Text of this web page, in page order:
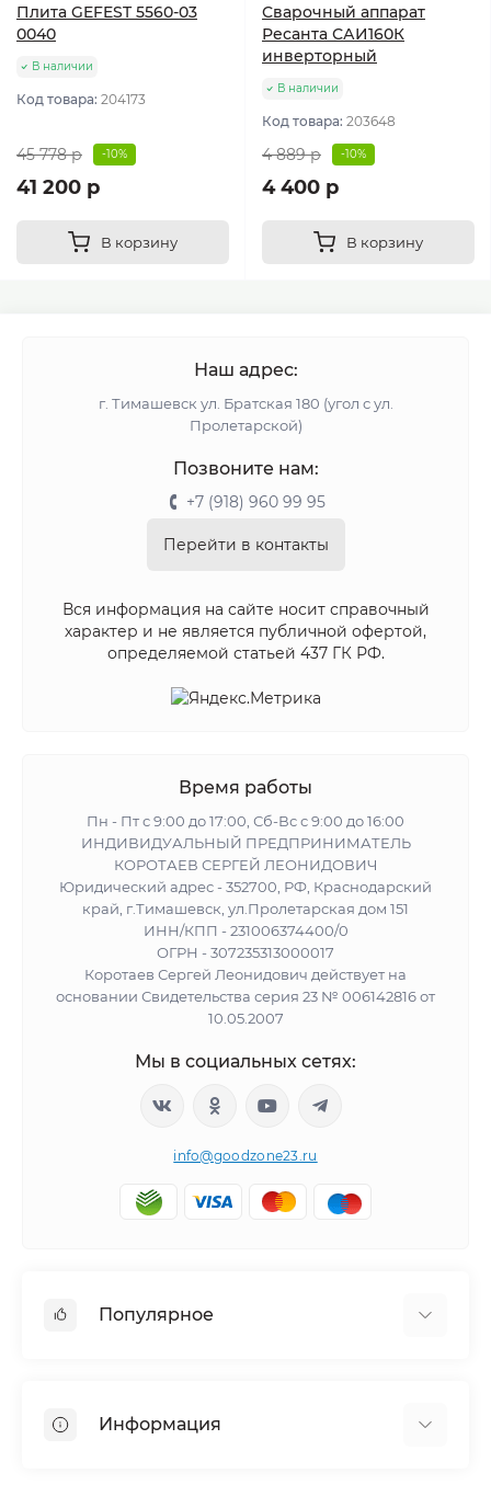
Плита GEFEST 5560-03
0040
В наличии
Код товара: 204173
45 778 р -10%
41 200 р
В корзину
Сварочный аппарат
Ресанта САИ160К
инверторный
В наличии
Код товара: 203648
4 889 р -10%
4 400 р
В корзину
Наш адрес:
г. Тимашевск ул. Братская 180 (угол с ул.
Пролетарской)
Позвоните нам:
+7 (918) 960 99 95
Перейти в контакты
Вся информация на сайте носит справочный
характер и не является публичной офертой,
определяемой статьей 437 ГК РФ.
Время работы
Пн - Пт с 9:00 до 17:00, Сб-Вс с 9:00 до 16:00
ИНДИВИДУАЛЬНЫЙ ПРЕДПРИНИМАТЕЛЬ
КОРОТАЕВ СЕРГЕЙ ЛЕОНИДОВИЧ
Юридический адрес - 352700, РФ, Краснодарский
край, г.Тимашевск, ул.Пролетарская дом 151
ИНН/КПП - 231006374400/0
ОГРН - 307235313000017
Коротаев Сергей Леонидович действует на
основании Свидетельства серия 23 № 006142816 от
10.05.2007
Мы в социальных сетях:
info@goodzone23.ru
Популярное
Сушильные машины
Информация